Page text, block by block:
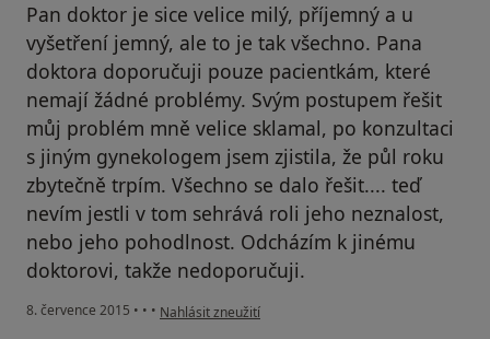
Pan doktor je sice velice milý, příjemný a u
vyšetření jemný, ale to je tak všechno. Pana
doktora doporučuji pouze pacientkám, které
nemají žádné problémy. Svým postupem řešit
můj problém mně velice sklamal, po konzultaci
s jiným gynekologem jsem zjistila, že půl roku
zbytečně trpím. Všechno se dalo řešit.... teď
nevím jestli v tom sehrává roli jeho neznalost,
nebo jeho pohodlnost. Odcházím k jinému
doktorovi, takže nedoporučuji.
8. července 2015 • • • podle názoru uživatele Váš účet byl odstraněn
Nahlásit zneužití